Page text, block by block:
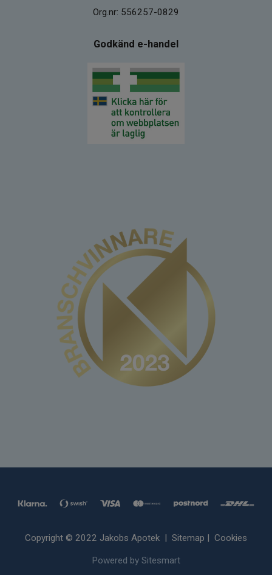
Org.nr: 556257-0829
Godkänd e-handel
Copyright © 2022 Jakobs Apotek | Sitemap Cookies
Powered by Sitesmart